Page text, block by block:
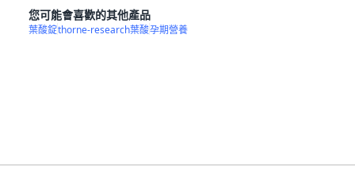
您可能會喜歡的其他產品
葉酸錠thorne-research葉酸孕期營養